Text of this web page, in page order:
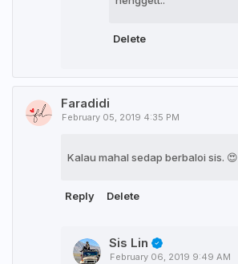
Delete
Faradidi
February 05, 2019 4:35 PM
Kalau mahal sedap berbaloi sis. 😍
Reply Delete
Sis Lin
February 06, 2019 9:49 AM